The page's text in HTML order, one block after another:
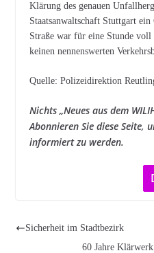
Klärung des genauen
Staatsanwaltschaft Stuttgart
Straße war für eine Stunde
keinen nennenswerten
Quelle: Polizeidirektion
Nichts „Neues aus dem
Abonnieren Sie diese Seite,
informiert zu werden.
Sicherheit im Stadtbezirk
60 Jahre